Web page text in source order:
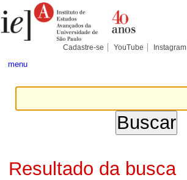
para
conteúdo.
Pessoais
Cadastre-se YouTube Instagram
menu
Resultado da busca